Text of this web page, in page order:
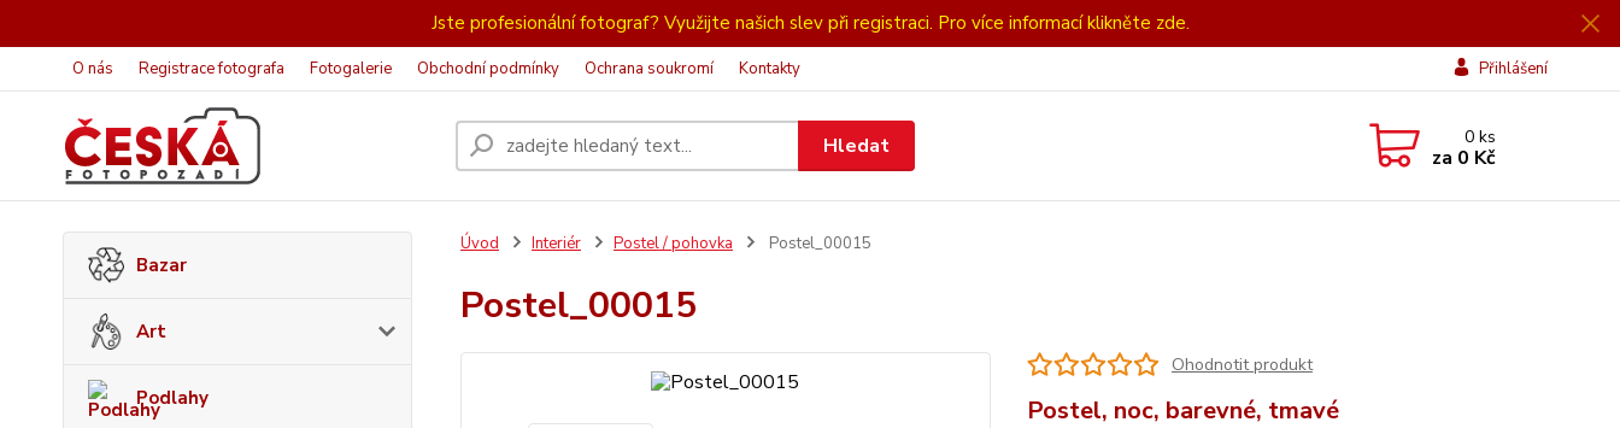
Jste profesionální fotograf? Využijte našich slev při registraci. Pro více informací klikněte zde.
O nás Registrace fotografa Fotogalerie Obchodní podmínky Ochrana soukromí Kontakty Přihlášení
Hledat 0ks
za 0 Kč
Bazar
Art
Podlahy
Úvod Interiér Postel / pohovka Postel_00015
Postel_00015
Ohodnotit produkt
Postel, noc, barevné, tmavé